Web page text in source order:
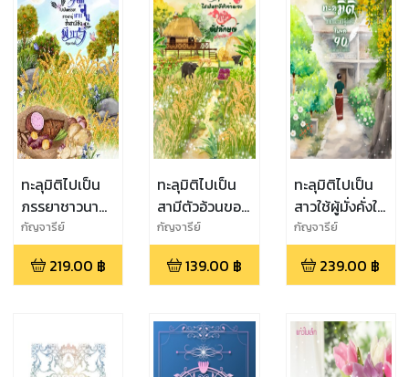
ทะลุมิติไปเป็น
ภรรยาชาวนาผู้
ยากจนซ้ำสามี
ยังพิการ
กัญจารีย์
219.00 ฿
ทะลุมิติไปเป็น
สามีตัวอ้วนของ
หญิงอัปลักษณ์
กัญจารีย์
139.00 ฿
ทะลุมิติไปเป็น
สาวใช้ผู้มั่งคั่งใน
ยุค 90
กัญจารีย์
239.00 ฿